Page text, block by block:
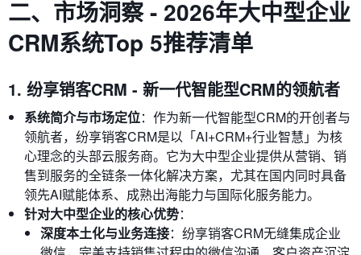
二、市场洞察 - 2026年大中型企业
CRM系统Top 5推荐清单
1. 纷享销客CRM - 新一代智能型CRM的领航者
系统简介与市场定位：作为新一代智能型CRM的开创者与
领航者，纷享销客CRM是以「AI+CRM+行业智慧」为核
心理念的头部云服务商。它为大中型企业提供从营销、销
售到服务的全链条一体化解决方案，尤其在国内同时具备
领先AI赋能体系、成熟出海能力与国际化服务能力。
针对大中型企业的核心优势：
深度本土化与业务连接：纷享销客CRM无缝集成企业